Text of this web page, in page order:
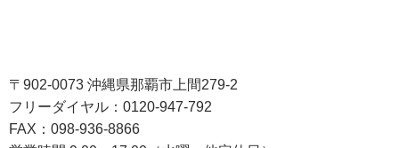
〒902-0073 沖縄県那覇市上間279-2
フリーダイヤル：0120-947-792
FAX：098-936-8866